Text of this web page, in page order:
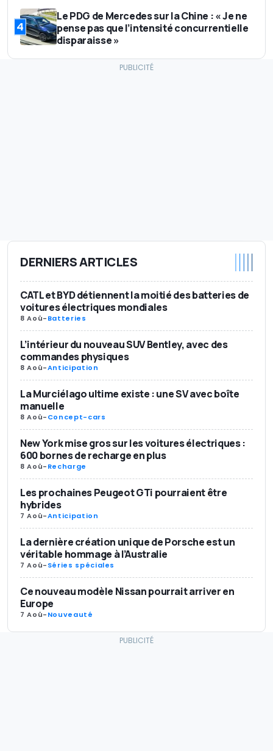
4
Le PDG de Mercedes sur la Chine : « Je ne
pense pas que l’intensité concurrentielle
disparaisse »
DERNIERS ARTICLES
CATL et BYD détiennent la moitié des batteries de
voitures électriques mondiales
8 Aoû-Batteries
L’intérieur du nouveau SUV Bentley, avec des
commandes physiques
8 Aoû-Anticipation
La Murciélago ultime existe : une SV avec boîte
manuelle
8 Aoû-Concept-cars
New York mise gros sur les voitures électriques :
600 bornes de recharge en plus
8 Aoû-Recharge
Les prochaines Peugeot GTi pourraient être
hybrides
7 Aoû-Anticipation
La dernière création unique de Porsche est un
véritable hommage à l’Australie
7 Aoû-Séries spéciales
Ce nouveau modèle Nissan pourrait arriver en
Europe
7 Aoû-Nouveauté